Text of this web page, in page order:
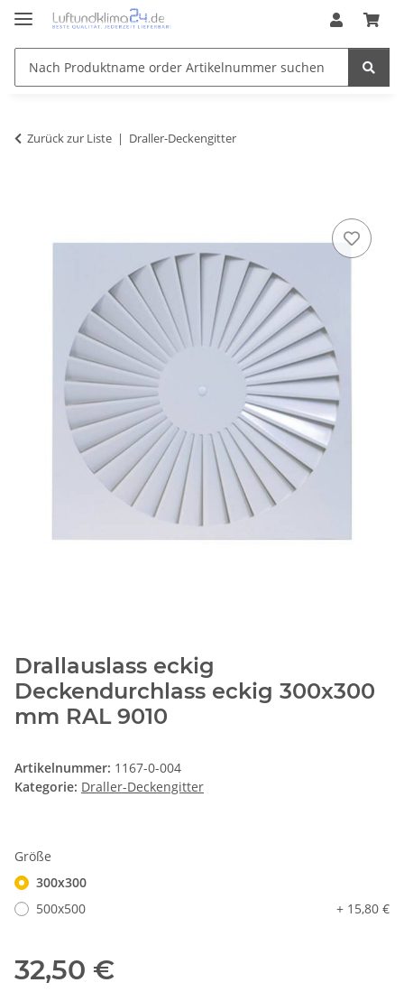
Zurück zur Liste Draller-Deckengitter
Drallauslass eckig
Deckendurchlass eckig 300x300
mm RAL 9010
Artikelnummer: 1167-0-004
Kategorie: Draller-Deckengitter
Größe
300x300
500x500
+ 15,80 €
32,50 €